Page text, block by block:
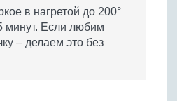
в нагретой до 200°
минут. Если любим
– делаем это без